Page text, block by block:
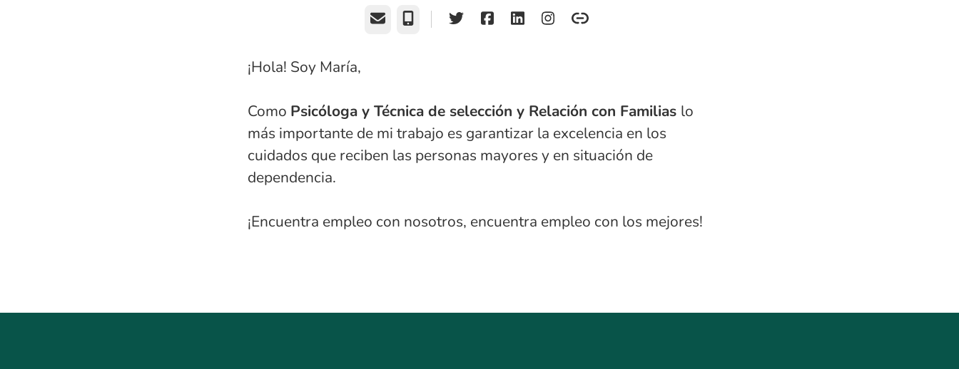
Correo electrónico
Teléfono
¡Hola! Soy María,
Como Psicóloga y Técnica de selección y Relación con Familias lo
más importante de mi trabajo es garantizar la excelencia en los
cuidados que reciben las personas mayores y en situación de
dependencia.
¡Encuentra empleo con nosotros, encuentra empleo con los mejores!